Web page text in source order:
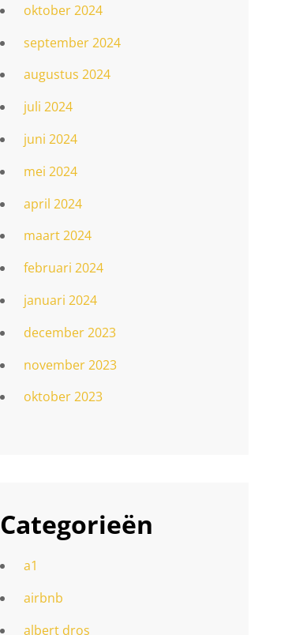
oktober 2024
september 2024
augustus 2024
juli 2024
juni 2024
mei 2024
april 2024
maart 2024
februari 2024
januari 2024
december 2023
november 2023
oktober 2023
Categorieën
a1
airbnb
albert dros